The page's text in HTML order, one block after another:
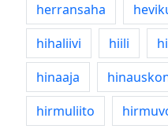
herransaha
hihaliivi
hiili
hinaaja
hirmuliito